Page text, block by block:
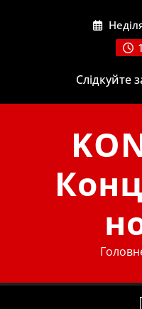
Слідкуйте